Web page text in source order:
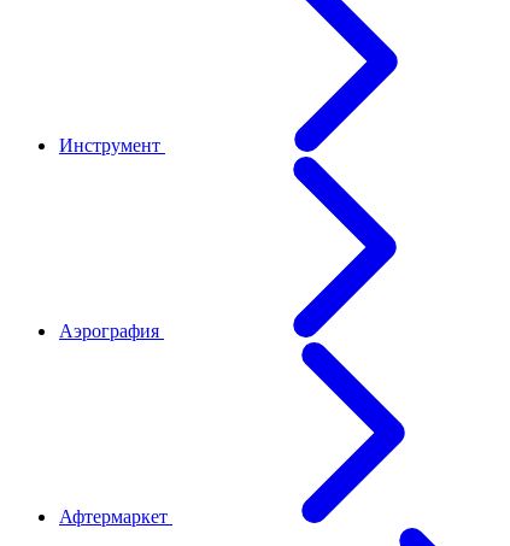
Инструмент
Аэрография
Афтермаркет